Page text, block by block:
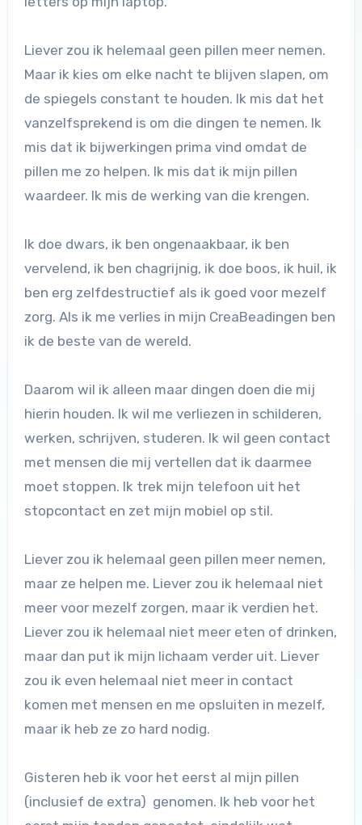
Liever zou ik helemaal geen pillen meer nemen.
Maar ik kies om elke nacht te blijven slapen, om
de spiegels constant te houden. Ik mis dat het
vanzelfsprekend is om die dingen te nemen. Ik
mis dat ik bijwerkingen prima vind omdat de
pillen me zo helpen. Ik mis dat ik mijn pillen
waardeer. Ik mis de werking van die krengen.
Ik doe dwars, ik ben ongenaakbaar, ik ben
vervelend, ik ben chagrijnig, ik doe boos, ik huil, ik
ben erg zelfdestructief als ik goed voor mezelf
zorg. Als ik me verlies in mijn CreaBeadingen ben
ik de beste van de wereld.
Daarom wil ik alleen maar dingen doen die mij
hierin houden. Ik wil me verliezen in schilderen,
werken, schrijven, studeren. Ik wil geen contact
met mensen die mij vertellen dat ik daarmee
moet stoppen. Ik trek mijn telefoon uit het
stopcontact en zet mijn mobiel op stil.
Liever zou ik helemaal geen pillen meer nemen,
maar ze helpen me. Liever zou ik helemaal niet
meer voor mezelf zorgen, maar ik verdien het.
Liever zou ik helemaal niet meer eten of drinken,
maar dan put ik mijn lichaam verder uit. Liever
zou ik even helemaal niet meer in contact
komen met mensen en me opsluiten in mezelf,
maar ik heb ze zo hard nodig.
Gisteren heb ik voor het eerst al mijn pillen
(inclusief de extra) genomen. Ik heb voor het